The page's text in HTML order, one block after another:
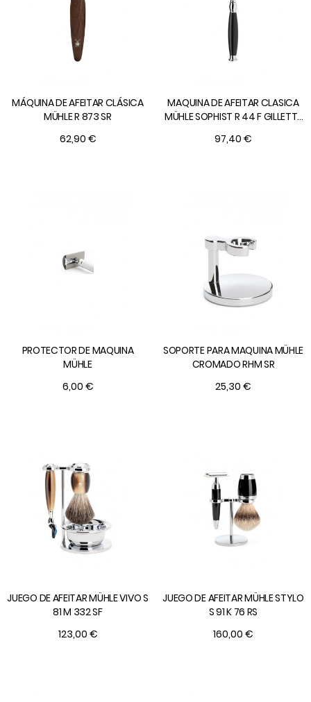
MÁQUINA DE AFEITAR CLÁSICA
MÜHLE R 873 SR
62,90 €
MAQUINA DE AFEITAR CLASICA
MÜHLE SOPHIST R 44 F GILLETTE
97,40 €
PROTECTOR DE MAQUINA
MÜHLE
6,00 €
SOPORTE PARA MAQUINA MÜHLE
CROMADO RHM SR
25,30 €
JUEGO DE AFEITAR MÜHLE VIVO S
81 M 332 SF
123,00 €
JUEGO DE AFEITAR MÜHLE STYLO
S 91 K 76 RS
160,00 €